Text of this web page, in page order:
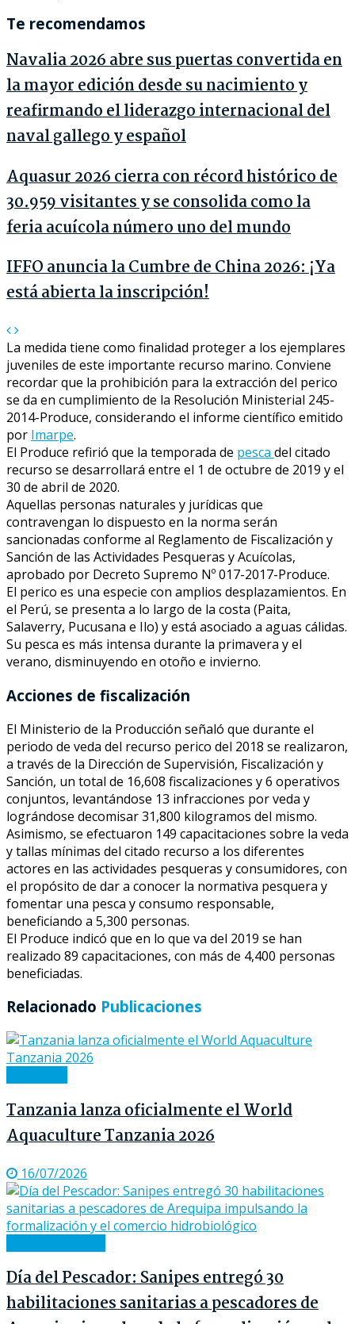
Te recomendamos
Navalia 2026 abre sus puertas convertida en
la mayor edición desde su nacimiento y
reafirmando el liderazgo internacional del
naval gallego y español
Aquasur 2026 cierra con récord histórico de
30.959 visitantes y se consolida como la
feria acuícola número uno del mundo
IFFO anuncia la Cumbre de China 2026: ¡Ya
está abierta la inscripción!
La medida tiene como finalidad proteger a los ejemplares
juveniles de este importante recurso marino. Conviene
recordar que la prohibición para la extracción del perico
se da en cumplimiento de la Resolución Ministerial 245-
2014-Produce, considerando el informe científico emitido
por Imarpe.
El Produce refirió que la temporada de pesca del citado
recurso se desarrollará entre el 1 de octubre de 2019 y el
30 de abril de 2020.
Aquellas personas naturales y jurídicas que
contravengan lo dispuesto en la norma serán
sancionadas conforme al Reglamento de Fiscalización y
Sanción de las Actividades Pesqueras y Acuícolas,
aprobado por Decreto Supremo Nº 017-2017-Produce.
El perico es una especie con amplios desplazamientos. En
el Perú, se presenta a lo largo de la costa (Paita,
Salaverry, Pucusana e Ilo) y está asociado a aguas cálidas.
Su pesca es más intensa durante la primavera y el
verano, disminuyendo en otoño e invierno.
Acciones de fiscalización
El Ministerio de la Producción señaló que durante el
periodo de veda del recurso perico del 2018 se realizaron,
a través de la Dirección de Supervisión, Fiscalización y
Sanción, un total de 16,608 fiscalizaciones y 6 operativos
conjuntos, levantándose 13 infracciones por veda y
lográndose decomisar 31,800 kilogramos del mismo.
Asimismo, se efectuaron 149 capacitaciones sobre la veda
y tallas mínimas del citado recurso a los diferentes
actores en las actividades pesqueras y consumidores, con
el propósito de dar a conocer la normativa pesquera y
fomentar una pesca y consumo responsable,
beneficiando a 5,300 personas.
El Produce indicó que en lo que va del 2019 se han
realizado 89 capacitaciones, con más de 4,400 personas
beneficiadas.
Relacionado Publicaciones
Tanzania lanza oficialmente el World
Aquaculture Tanzania 2026
16/07/2026
Día del Pescador: Sanipes entregó 30
habilitaciones sanitarias a pescadores de